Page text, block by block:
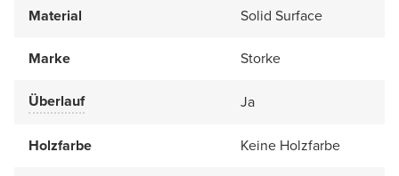
Material Solid Surface
Marke Storke
Überlauf Ja
Holzfarbe Keine Holzfarbe